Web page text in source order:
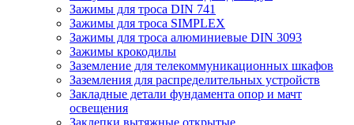
Зажимы для троса DIN 741
Зажимы для троса SIMPLEX
Зажимы для троса алюминиевые DIN 3093
Зажимы крокодилы
Заземление для телекоммуникационных шкафов
Заземления для распределительных устройств
Закладные детали фундамента опор и мачт
освещения
Заклепки вытяжные открытые